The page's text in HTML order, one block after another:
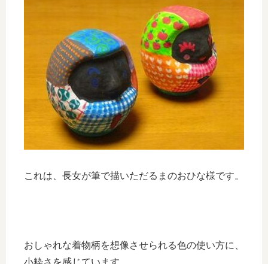
これは、長女が筆で描いただるまのおひな様です。
おしゃれな着物柄を想像させられる色の使い方に、
小粋さを感じています。